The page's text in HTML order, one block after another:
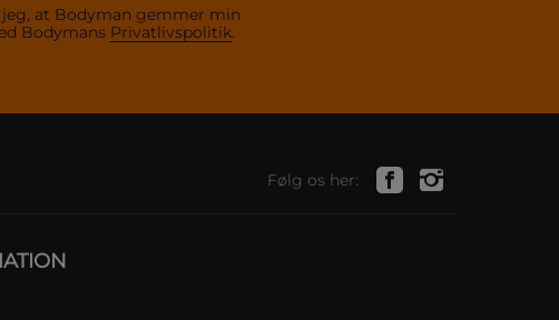
jeg, at Bodyman gemmer min
Bodymans Privatlivspolitik.
Følg os her: